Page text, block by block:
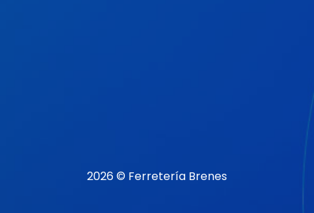
2026 © Ferretería Brenes